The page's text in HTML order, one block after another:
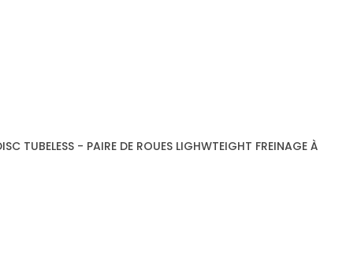
TUBELESS - PAIRE DE ROUES LIGHWTEIGHT FREINAGE À